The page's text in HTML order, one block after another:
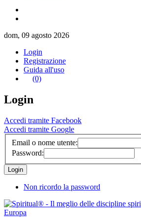
dom, 09 agosto 2026
Login
Registrazione
Guida all'uso
(0)
Login
Accedi tramite Facebook
Accedi tramite Google
Email o nome utente:
Password:
Non ricordo la password